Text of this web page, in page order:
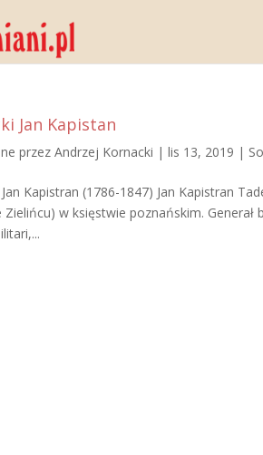
Jan Kapistan
przezAndrzej Kornacki |lis 13, 2019 |
Kapistran (1786-1847) Jan Kapistran
Zielińcu) w księstwie poznańskim.